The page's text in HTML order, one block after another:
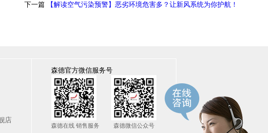
下一篇 【解读空气污染预警】恶劣环境危害多？让新风系统为你护航！
店
森德官方微信服务号
森德在线 销售服务 森德微信公众号